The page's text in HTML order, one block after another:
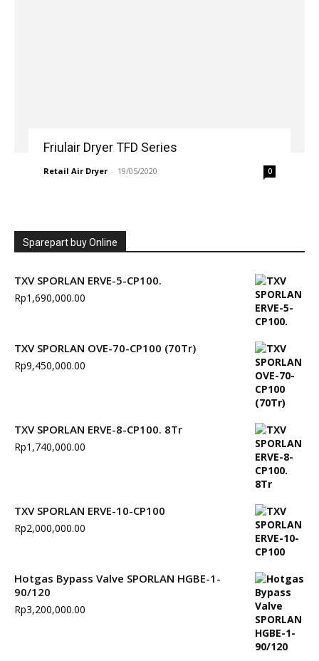
Friulair Dryer TFD Series
Retail Air Dryer - 19/05/2020 0
Sparepart buy Online
TXV SPORLAN ERVE-5-CP100.
Rp1,690,000.00
TXV SPORLAN OVE-70-CP100 (70Tr)
Rp9,450,000.00
TXV SPORLAN ERVE-8-CP100. 8Tr
Rp1,740,000.00
TXV SPORLAN ERVE-10-CP100
Rp2,000,000.00
Hotgas Bypass Valve SPORLAN HGBE-1-
90/120
Rp3,200,000.00